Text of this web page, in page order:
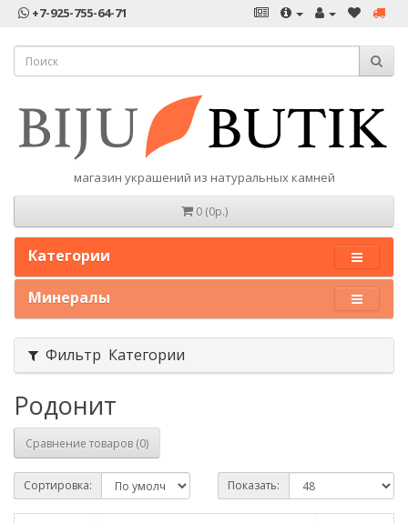
+7-925-755-64-71
магазин украшений из натуральных камней
0 (0р.)
Категории
Минералы
Фильтр Категории
Родонит
Сравнение товаров (0)
Сортировка: Показать: